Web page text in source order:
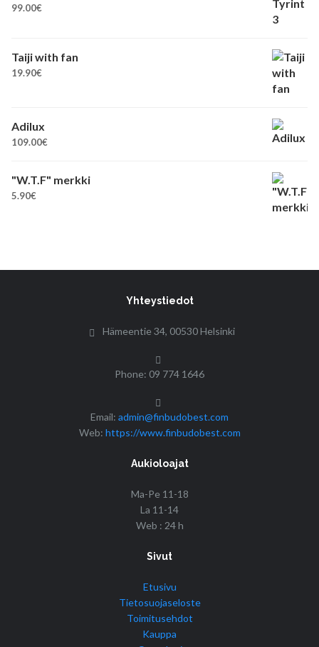
99.00€
Taiji with fan
19.90€
Adilux
109.00€
"W.T.F" merkki
5.90€
Yhteystiedot
Hämeentie 34, 00530 Helsinki
Phone: 09 774 1646
Email: admin@finbudobest.com
Web: https://www.finbudobest.com
Aukioloajat
Ma-Pe 11-18
La 11-14
Web : 24 h
Sivut
Etusivu
Tietosuojaseloste
Toimitusehdot
Kauppa